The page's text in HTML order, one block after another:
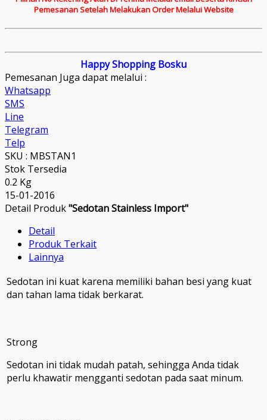
Pemesanan Setelah Melakukan Order Melalui Website
Happy Shopping Bosku
Pemesanan Juga dapat melalui :
Whatsapp
SMS
Line
Telegram
Telp
SKU : MBSTAN1
Stok Tersedia
0.2 Kg
15-01-2016
Detail Produk"Sedotan Stainless Import"
Detail
Produk Terkait
Lainnya
Sedotan ini kuat karena memiliki bahan besi yang kuat
dan tahan lama tidak berkarat.
Strong
Sedotan ini tidak mudah patah, sehingga Anda tidak
perlu khawatir mengganti sedotan pada saat minum.